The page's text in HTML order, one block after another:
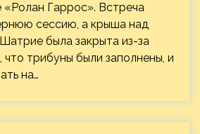
Гаррос». Встреча
сессию, а крыша над
была закрыта из-за
трибуны были заполнены, и
на…